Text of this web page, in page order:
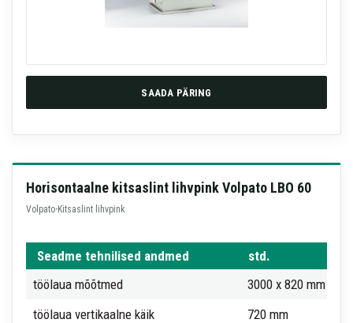
SAADA PÄRING
Horisontaalne kitsaslint lihvpink Volpato LBO 60
Volpato·Kitsaslint lihvpink
Seadme tehnilised andmed
std.
töölaua mõõtmed
3000 x 820 mm
töölaua vertikaalne käik
720 mm